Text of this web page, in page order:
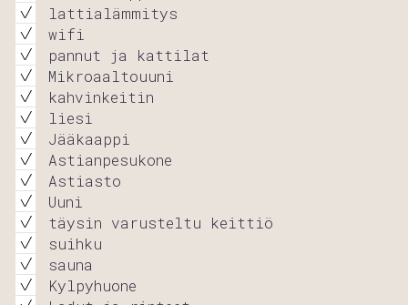
lattialämmitys
wifi
pannut ja kattilat
Mikroaaltouuni
kahvinkeitin
liesi
Jääkaappi
Astianpesukone
Astiasto
Uuni
täysin varusteltu keittiö
suihku
sauna
Kylpyhuone